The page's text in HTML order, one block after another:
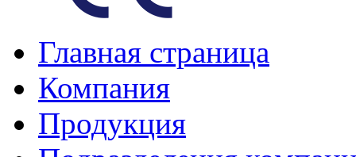
Главная страница
Компания
Продукция